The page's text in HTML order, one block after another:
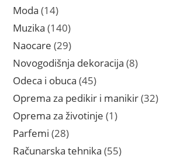
Moda 1414
proizvoda
Muzika 140140
proizvoda
Naocare 2929
proizvoda
Novogodišnja dekoracija 88
Odeca i obuca 4545
proizvoda
Oprema za pedikir i manikir 3232
Oprema za životinje 11
Parfemi 2828
proizvoda
Računarska tehnika 5555